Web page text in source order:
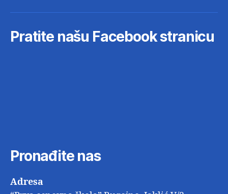
Pratite našu Facebook stranicu
Pronađite nas
Adresa